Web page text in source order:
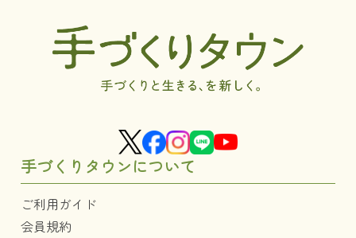
手づくりタウンについて
ご利用ガイド
会員規約